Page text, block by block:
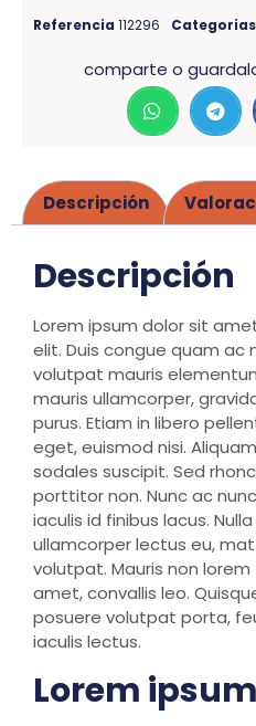
Referencia 112296 Categorias
comparte o
Descripción
Descripción
Lorem ipsum dolor sit
elit. Duis congue quam ac
volutpat mauris
mauris ullamcorper,
purus. Etiam in libero
eget, euismod nisi.
sodales suscipit. Sed
porttitor non. Nunc ac
iaculis id finibus lacus.
ullamcorper lectus eu,
volutpat. Mauris non
amet, convallis leo.
posuere volutpat porta,
iaculis lectus.
Lorem ipsum